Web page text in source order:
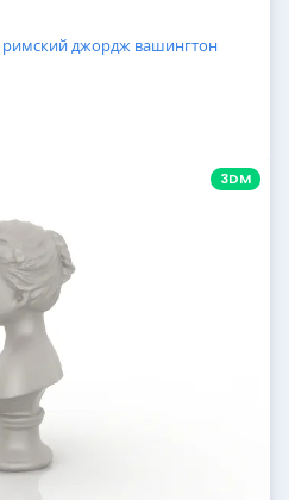
римскийджордж вашингтон
3DM